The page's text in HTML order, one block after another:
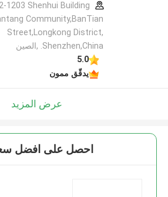
1203 Shenhui Building
Community,BanTian
Street,Longkong District,
Shenzhen,China. ,الصين
5.0
يدقّق ممون
عرض المزيد
احصل على افضل